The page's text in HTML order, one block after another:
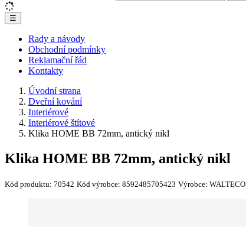
☰
Rady a návody
Obchodní podmínky
Reklamační řád
Kontakty
Úvodní strana
Dveřní kování
Interiérové
Interiérové štítové
Klika HOME BB 72mm, antický nikl
Klika HOME BB 72mm, antický nikl
Kód produktu: 70542 Kód výrobce: 8592485705423 Výrobce: WALTECO